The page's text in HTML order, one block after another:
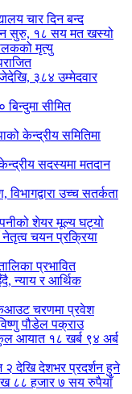
चार दिन बन्द
सुरु, १८ सय मत खस्यो
मृत्यु
३८४ उम्मेदवार
सीमित
केन्द्रीय समितिमा
केन्द्रीय सदस्यमा मतदान
उच्च सतर्कता
शेयर मूल्य घट्यो
चयन प्रक्रिया
प्रभावित
न्याय र आर्थिक
चरणमा प्रवेश
पौडेल पक्राउ
आयात १८ खर्ब ९४ अर्ब
२ देखि देशभर प्रदर्शन हुने
८८ हजार ७ सय रुपैयाँ